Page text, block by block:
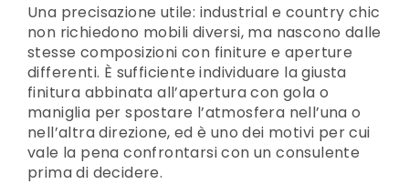
Una precisazione utile: industrial e country chic
non richiedono mobili diversi, ma nascono dalle
stesse composizioni con finiture e aperture
differenti. È sufficiente individuare la giusta
finitura abbinata all’apertura con gola o
maniglia per spostare l’atmosfera nell’una o
nell’altra direzione, ed è uno dei motivi per cui
vale la pena confrontarsi con un consulente
prima di decidere.